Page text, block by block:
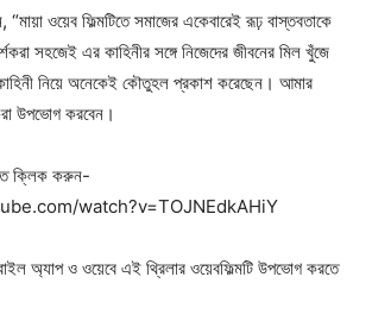
“মায়া ওয়েব ফিল্মটিতে সমাজের একেবারেই রূঢ় বাস্তবতাকে
সহজেই এর কাহিনীর সঙ্গে নিজেদের জীবনের মিল খুঁজে
নিয়ে অনেকেই কৌতুহল প্রকাশ করেছেন। আমার
উপভোগ করবেন।
ক্লিক করুন-
watch?v=TOJNEdkAHiY
অ্যাপ ও ওয়েবে এই থ্রিলার ওয়েবফিল্মটি উপভোগ করতে